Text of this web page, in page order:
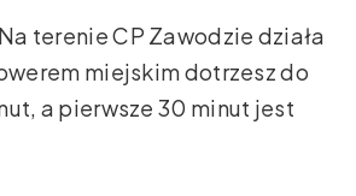
Na terenie CP Zawodzie działa
miejskim dotrzesz do
a pierwsze 30 minut jest